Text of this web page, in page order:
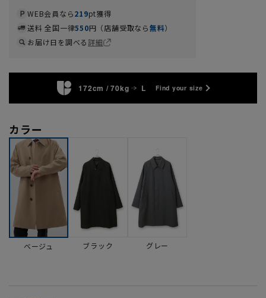
WEB会員なら219pt獲得
送料 全国一律550円（店舗受取なら無料）
お届け日を調べる詳細
172cm / 70kg L Find your size
カラー
ベージュ ブラック グレー